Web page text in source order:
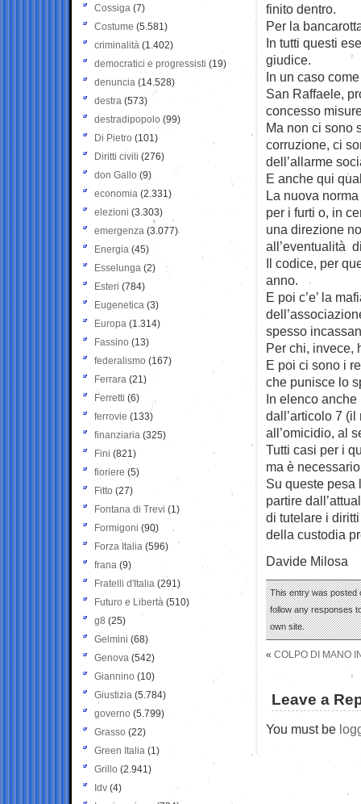
finito dentro.
Per la
In tutti questi
giudice.
In un caso
San Raffaele,
concesso
Ma non ci sono
corruzione, ci
dell’allarme
E anche qui
La nuova
per i furti o, in
una direzione
all’eventualità
Il codice, per
anno.
E poi c’e’ la
spesso
Per chi, invece,
E poi ci sono i
che punisce lo
In elenco
dall’articolo 7
all’omicidio, al
Tutti casi per i
ma è
Su queste pesa
partire
di tutelare i
della custodia
Davide Milosa
This entry was posted
follow any responses
own site.
« COLPO DI MANO
Leave a
You must be
Cossiga (7)
Costume (5.581)
criminalità (1.402)
democratici e progressisti (19)
denuncia (14.528)
destra (573)
destradipopolo (99)
Di Pietro (101)
Diritti civili (276)
don Gallo (9)
economia (2.331)
elezioni (3.303)
emergenza (3.077)
Energia (45)
Esselunga (2)
Esteri (784)
Eugenetica (3)
Europa (1.314)
Fassino (13)
federalismo (167)
Ferrara (21)
Ferretti (6)
ferrovie (133)
finanziaria (325)
Fini (821)
fioriere (5)
Fitto (27)
Fontana di Trevi (1)
Formigoni (90)
Forza Italia (596)
frana (9)
Fratelli d'Italia (291)
Futuro e Libertà (510)
g8 (25)
Gelmini (68)
Genova (542)
Giannino (10)
Giustizia (5.784)
governo (5.799)
Grasso (22)
Green Italia (1)
Grillo (2.941)
Idv (4)